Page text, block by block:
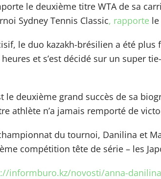
le deuxième titre WTA de sa
Sydney Tennis Classic, rapporte
le duo kazakh-brésilien a été
et s’est décidé sur un super
le deuxième grand succès de sa
athlète n’a jamais remporté de
du tournoi, Danilina et
compétition tête de série – les
informburo.kz/novosti/anna-